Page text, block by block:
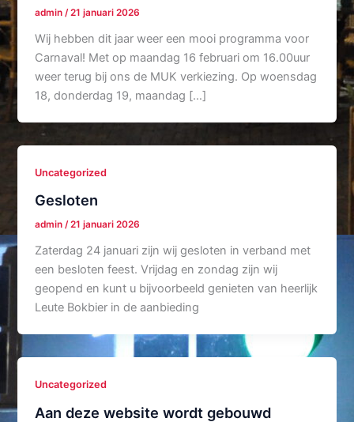
admin/21 januari 2026
Wij hebben dit jaar weer een mooi programma voor
Carnaval! Met op maandag 16 februari om 16.00uur
weer terug bij ons de MUK verkiezing. Op woensdag
18, donderdag 19, maandag […]
Uncategorized
Gesloten
admin/21 januari 2026
Zaterdag 24 januari zijn wij gesloten in verband met
een besloten feest. Vrijdag en zondag zijn wij
geopend en kunt u bijvoorbeeld genieten van heerlijk
Leute Bokbier in de aanbieding
Uncategorized
Aan deze website wordt gebouwd